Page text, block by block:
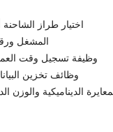
3) اختيار طراز
4) المشغل
5) وظيفة تسجيل وقت
6) وظائف تخزين